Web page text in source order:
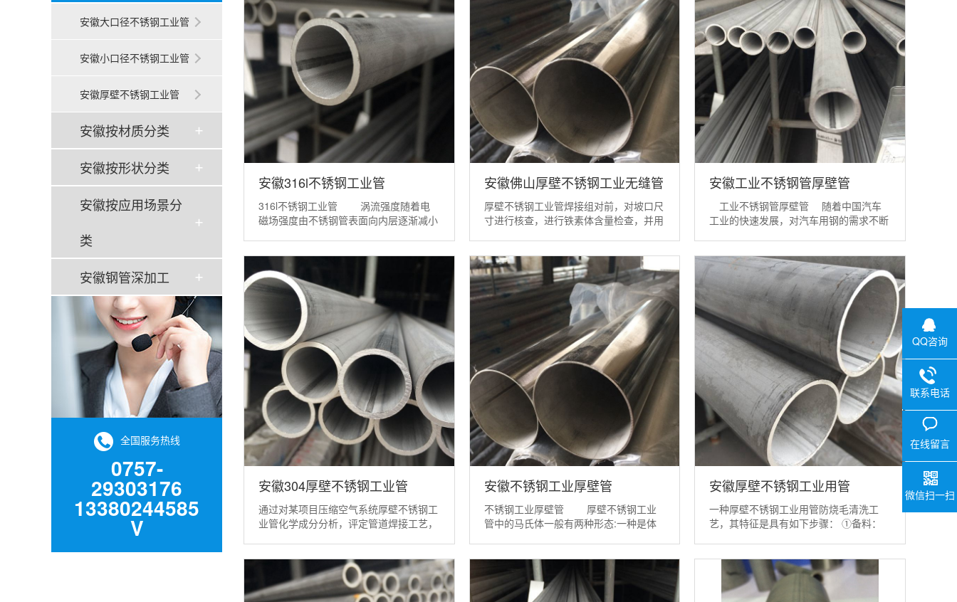
安徽大口径不锈钢工业管
安徽小口径不锈钢工业管
安徽厚壁不锈钢工业管
安徽按材质分类
安徽按形状分类
安徽按应用场景分
类
安徽钢管深加工
全国服务热线
0757-
29303176
13380244585
V
安徽316l不锈钢工业管
316l不锈钢工业管 涡流强度随着电
磁场强度由不锈钢管表面向内层逐渐减小
度从表面向内层降低到其数值等于表面更
大 涡流强度的0.368倍时，该处到表面的
距离就称为电流透入深度。 ...
安徽佛山厚壁不锈钢工业无缝管
厚壁不锈钢工业管焊接组对前，对坡口尺
寸进行核查，进行铁素体含量检查，并用
弧焊，焊接工艺与正式焊接工艺相同。作
为正式焊缝组成部分，定位焊缝必须完全
焊透，熔合良好、无气孔等缺陷。焊缝应
平滑过渡到母...
安徽工业不锈钢管厚壁管
工业不锈钢管厚壁管 随着中国汽车
工业的快速发展，对汽车用钢的需求不断
有较高的耐热特性、耐腐蚀特性和良好的
延展性能，普遍应用于各种汽车零部件，
如车身、底盘、排气系统等。据数据显
示，近年来...
安徽304厚壁不锈钢工业管
通过对某项目压缩空气系统厚壁不锈钢工
业管化学成分分析，评定管道焊接工艺，
类似的管道焊接提供了技术工艺及参数。
厚壁不锈钢工业管材对应我国不锈钢无逢
钢管(GB/T14976-2002)的牌...
安徽不锈钢工业厚壁管
不锈钢工业厚壁管 厚壁不锈钢工业
管中的马氏体一般有两种形态:一种是体
体在一定范围内的形成量随冷变形量的增
加和变形温度的降低而增多。马氏体的形
成对不锈...
安徽厚壁不锈钢工业用管
一种厚壁不锈钢工业用管防烧毛清洗工
艺，其特征是具有如下步骤： ①备料：
中； ②刷洗：选用与管坯内径相适应的
毛刷对管坯内壁进行刷洗，洗去油污和杂
质； ③取出管坯：将刷洗完成后管坯...
QQ咨询
联系电话
0757-
在线留言
微信扫一扫